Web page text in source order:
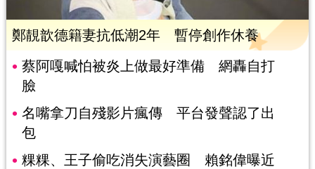
鄭靚歆德籍妻抗低潮2年 暫停創作休養
蔡阿嘎喊怕被炎上做最好準備 網轟自打
臉
名嘴拿刀自殘影片瘋傳 平台發聲認了出
包
粿粿、王子偷吃消失演藝圈 賴銘偉曝近